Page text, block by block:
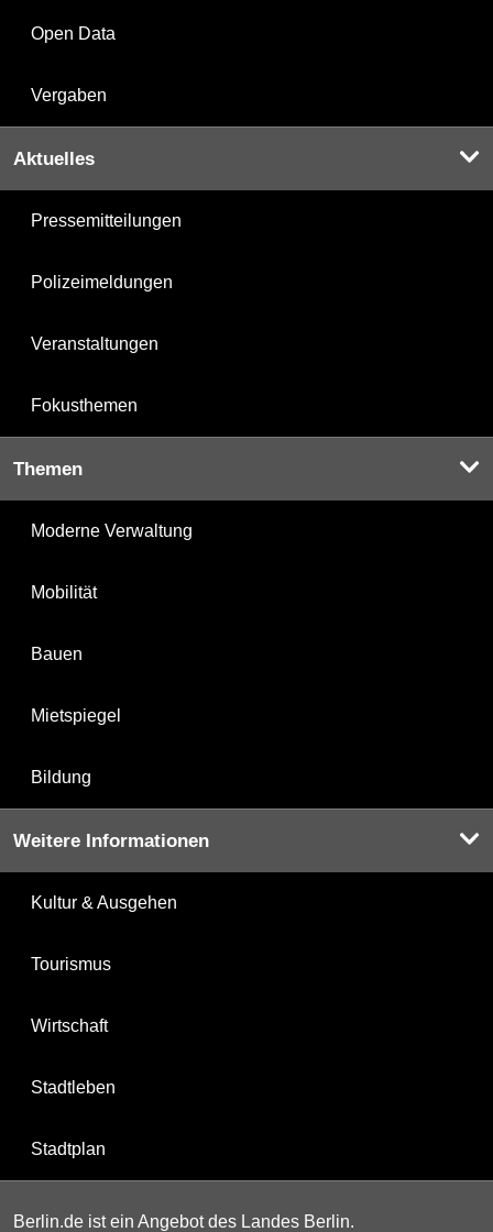
Open Data
Vergaben
Aktuelles
Pressemitteilungen
Polizeimeldungen
Veranstaltungen
Fokusthemen
Themen
Moderne Verwaltung
Mobilität
Bauen
Mietspiegel
Bildung
Weitere Informationen
Kultur & Ausgehen
Tourismus
Wirtschaft
Stadtleben
Stadtplan
Berlin.de ist ein Angebot des Landes Berlin.